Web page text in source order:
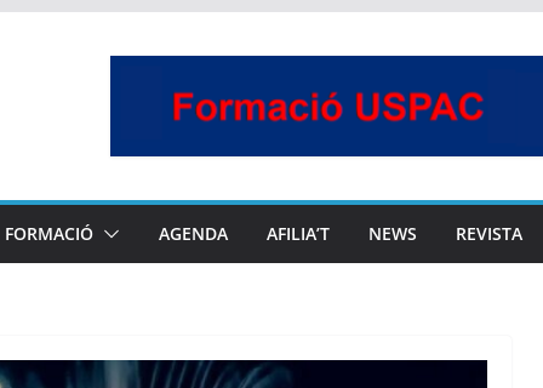
FORMACIÓ AGENDA AFILIA’T NEWS REVISTA